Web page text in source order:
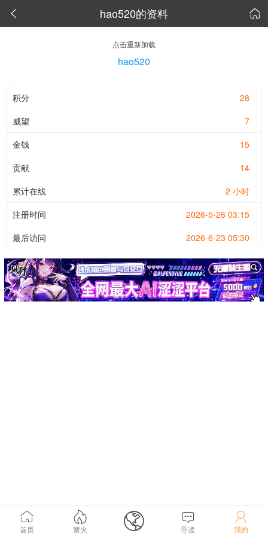
 hao520的资料 
点击重新加载
hao520
28
积分
7
威望
15
金钱
14
贡献
2 小时
累计在线
2026-5-26 03:15
注册时间
2026-6-23 05:30
最后访问

首页

篝火  
导读

我的